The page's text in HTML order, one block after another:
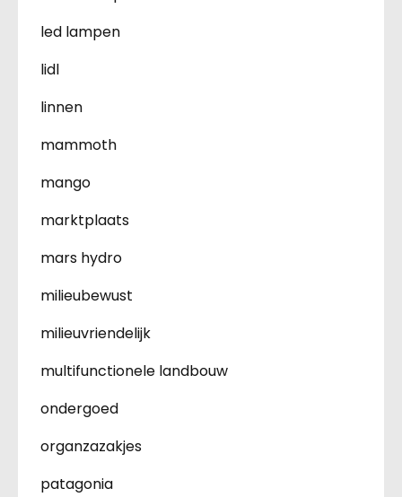
led lampen
lidl
linnen
mammoth
mango
marktplaats
mars hydro
milieubewust
milieuvriendelijk
multifunctionele landbouw
ondergoed
organzazakjes
patagonia